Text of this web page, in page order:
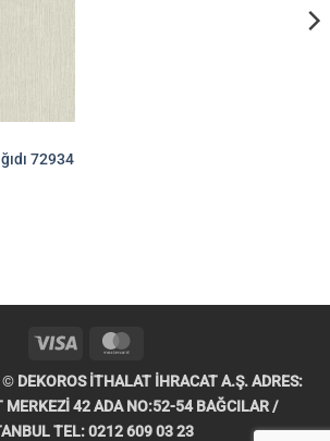
72934
Visa
© DEKOROS İTHALAT İHRACAT A.Ş. ADRES:
MERKEZİ 42 ADA NO:52-54 BAĞCILAR /
TEL: 0212 609 03 23